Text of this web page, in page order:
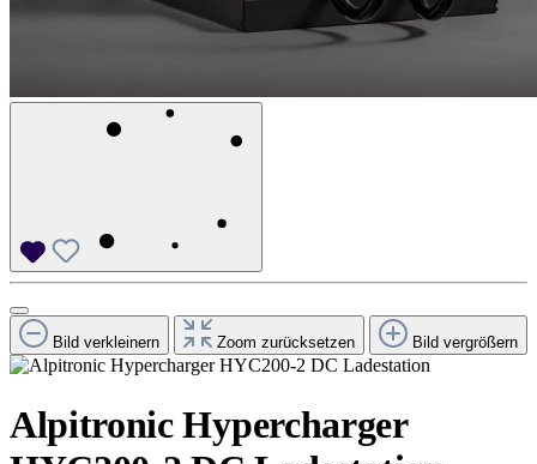
Bild verkleinern Zoom zurücksetzen Bild vergrößern
Alpitronic Hypercharger